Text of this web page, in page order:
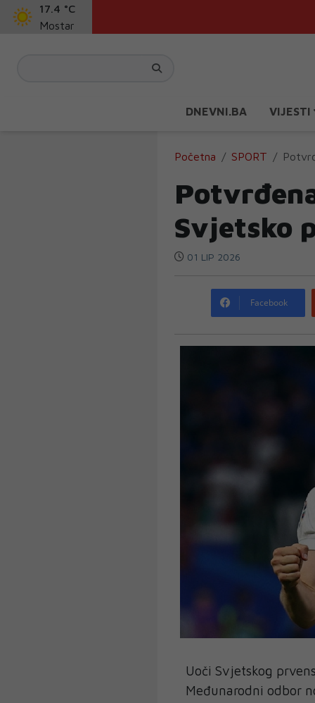
17.4 °C
Mostar
DNEVNI.BA VIJESTI
Početna SPORT
Svjetsko
01 LIP 2026
Facebook
Uoči Svjetskog
Međunarodni odbor